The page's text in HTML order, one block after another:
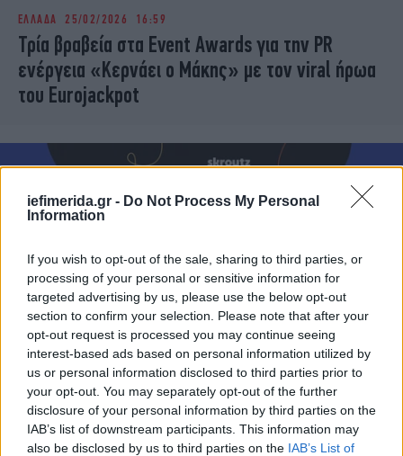
iefimerida.gr - Do Not Process My Personal
Information
If you wish to opt-out of the sale, sharing to third parties, or
processing of your personal or sensitive information for
targeted advertising by us, please use the below opt-out
section to confirm your selection. Please note that after your
opt-out request is processed you may continue seeing
interest-based ads based on personal information utilized by
us or personal information disclosed to third parties prior to
your opt-out. You may separately opt-out of the further
disclosure of your personal information by third parties on the
IAB’s list of downstream participants. This information may
also be disclosed by us to third parties on the IAB’s List of
ΕΛΛΑΔΑ 25/02/2026 16:59
Τρία βραβεία στα Event Awards για την PR
ενέργεια «Κερνάει ο Μάκης» με τον viral ήρωα
του Eurojackpot
ΕΛΛΑΔΑ 07/11/2025 12:51
Skroutz Book Awards 2025: Το κοινό ανέδειξε
τους νικητές